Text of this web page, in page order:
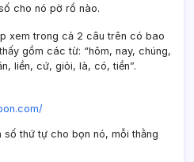
cho nó pờ rồ nào.
xem trong cả 2 câu trên có bao
gồm các từ: “hôm, nay, chúng,
liền, cứ, giỏi, là, có, tiền”.
thứ tự cho bọn nó, mỗi thằng